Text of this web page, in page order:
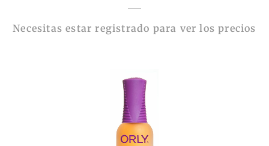
Necesitas estar registrado para ver los precios